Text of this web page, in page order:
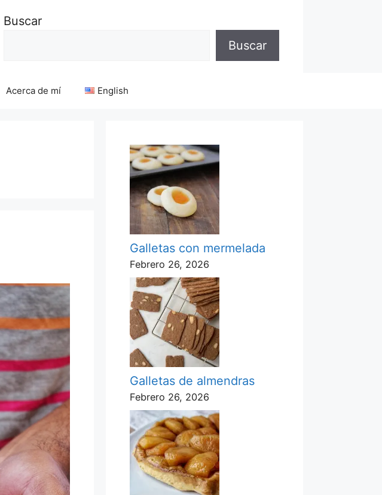
Buscar
Buscar
Acerca de mí English
Galletas con mermelada
Febrero 26, 2026
Galletas de almendras
Febrero 26, 2026